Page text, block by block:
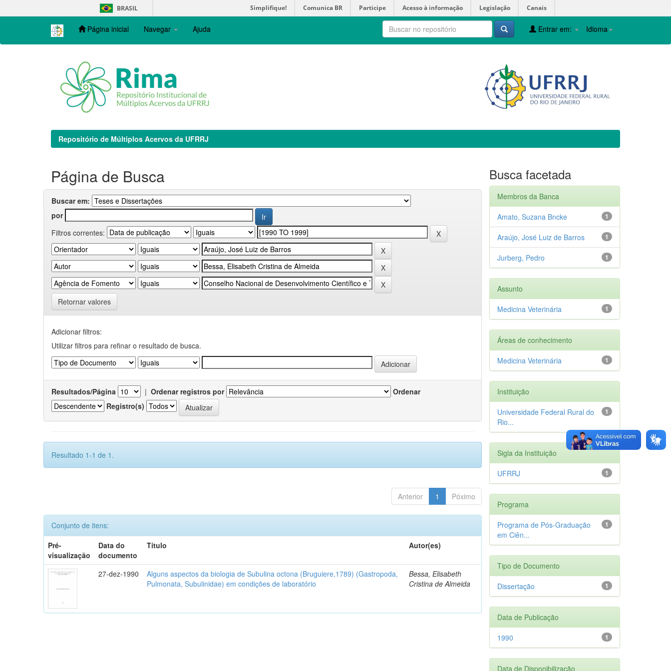
navigation
BRASIL Simplifique! Comunica BR Participe Acesso à informação Legislação Canais
Página inicial Navegar Ajuda Idioma
Entrar em:
Repositório de Múltiplos Acervos da UFRRJ
Página de Busca
Buscar em:
por
Filtros correntes:
Retornar valores
Adicionar filtros:
Utilizar filtros para refinar o resultado de busca.
Resultados/Página | Ordenar registros por
Ordenar
Registro(s)
Resultado 1-1 de 1.
Anterior 1 Póximo
Conjunto de itens:
Pré-
visualização
Data do
documento
Título Autor(es)
27-dez-1990
Alguns aspectos da biologia de Subulina octona (Bruguiere,1789) (Gastropoda,
Pulmonata, Subulinidae) em condições de laboratório
Bessa, Elisabeth
Cristina de Almeida
Busca facetada
Membros da Banca
1
Amato, Suzana Bncke
1
Araújo, José Luiz de Barros
1
Jurberg, Pedro
Assunto
1
Medicina Veterinária
Áreas de conhecimento
1
Medicina Veterinária
Instituição
1
Universidade Federal Rural do
Rio...
Sigla da Instituição
1
UFRRJ
Programa
1
Programa de Pós-Graduação
em Ciên...
Tipo de Documento
1
Dissertação
Data de Publicação
1
1990
Data de Disponibilização